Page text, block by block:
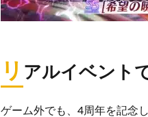
リ アルイベント
ゲーム外でも、4周年を記念